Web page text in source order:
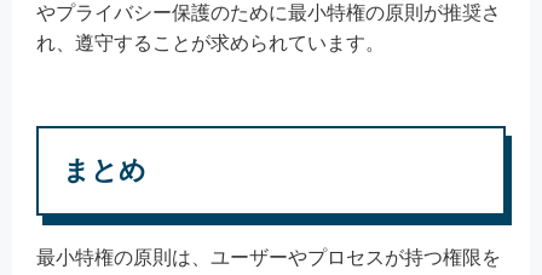
やプライバシー保護のために最小特権の原則が推奨さ
れ、遵守することが求められています。
まとめ
最小特権の原則は、ユーザーやプロセスが持つ権限を